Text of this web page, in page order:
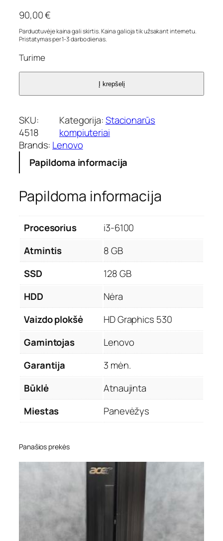
90,00€
Parduotuvėje kaina gali skirtis. Kaina galioja tik užsakant internetu.
Pristatymas per 1-3 darbo dienas.
Turime
Į krepšelį
SKU:
4518
Kategorija:Stacionarūs
kompiuteriai
Brands: Lenovo
Papildoma informacija
Papildoma informacija
Procesorius
i3-6100
Atmintis
8 GB
SSD
128 GB
HDD
Nėra
Vaizdo plokšė
HD Graphics 530
Gamintojas
Lenovo
Garantija
3 mėn.
Būklė
Atnaujinta
Miestas
Panevėžys
Panašios prekės